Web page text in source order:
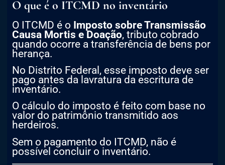
O que é o ITCMD no inventário
O ITCMD é o Imposto sobre Transmissão
Causa Mortis e Doação, tributo cobrado
quando ocorre a transferência de bens por
herança.
No Distrito Federal, esse imposto deve ser
pago antes da lavratura da escritura de
inventário.
O cálculo do imposto é feito com base no
valor do patrimônio transmitido aos
herdeiros.
Sem o pagamento do ITCMD, não é
possível concluir o inventário.